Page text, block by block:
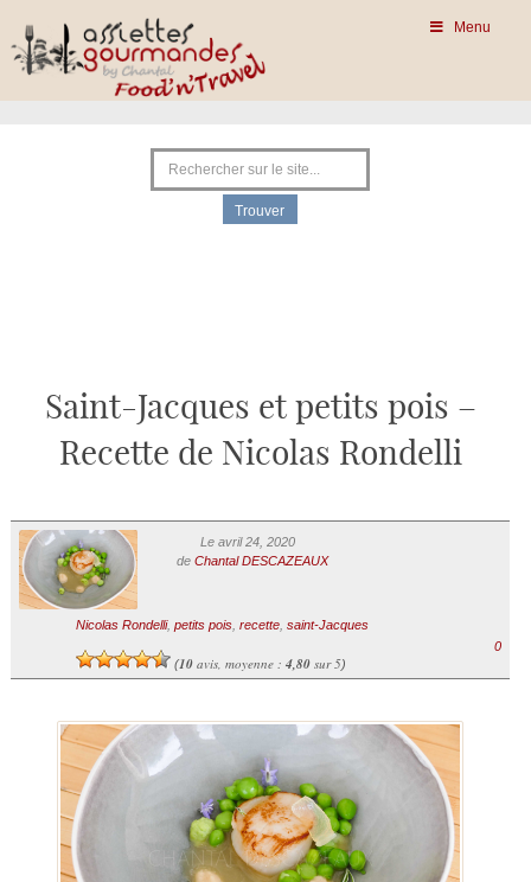
Menu
Saint-Jacques et petits pois –
Recette de Nicolas Rondelli
Le avril 24, 2020
de Chantal DESCAZEAUX
Nicolas Rondelli, petits pois, recette, saint-Jacques
(10avis, moyenne : 4,80sur 5)
0